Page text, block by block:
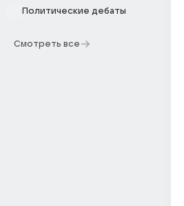
Политические дебаты
Смотреть все